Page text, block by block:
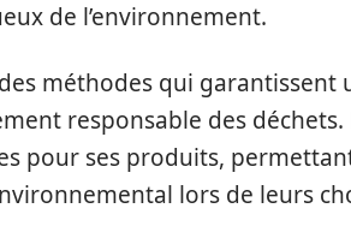
de l’environnement.
méthodes qui garantissent
responsable des déchets.
pour ses produits,
lors de leurs